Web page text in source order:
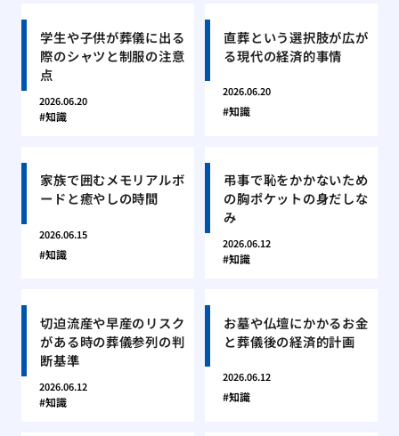
学生や子供が葬儀に出る
際のシャツと制服の注意
点
2026.06.20
知識
直葬という選択肢が広が
る現代の経済的事情
2026.06.20
知識
家族で囲むメモリアルボ
ードと癒やしの時間
2026.06.15
知識
弔事で恥をかかないため
の胸ポケットの身だしな
み
2026.06.12
知識
切迫流産や早産のリスク
がある時の葬儀参列の判
断基準
2026.06.12
知識
お墓や仏壇にかかるお金
と葬儀後の経済的計画
2026.06.12
知識